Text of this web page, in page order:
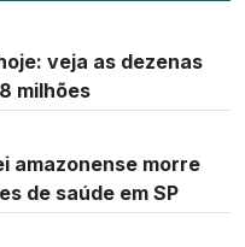
veja as dezenas
milhões
amazonense morre
de saúde em SP